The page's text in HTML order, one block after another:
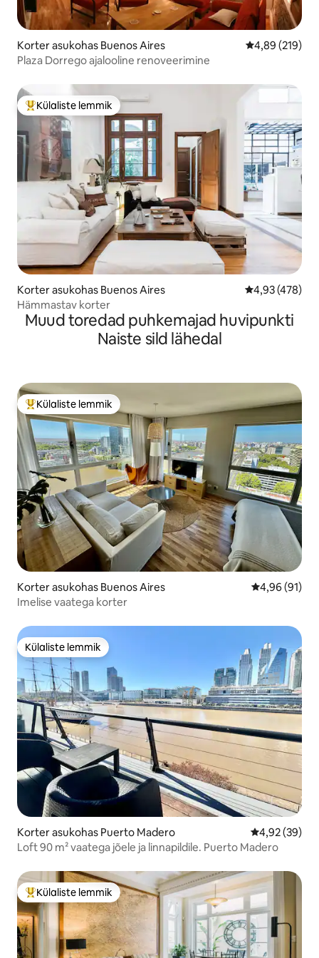
Korter asukohas Buenos Aires Keskmine
4,89 (219)
Plaza Dorrego ajalooline renoveerimine
Külaliste suur lemmik
Külaliste lemmik
Korter asukohas Buenos Aires Keskmine
4,93 (478)
Hämmastav korter
Muud toredad puhkemajad huvipunkti
Naiste sild lähedal
Külaliste suur lemmik
Külaliste lemmik
Korter asukohas Buenos Aires Keskmine
4,96 (91)
Imelise vaatega korter
Külaliste lemmik
Külaliste lemmik
Korter asukohas Puerto Madero Keskmine
4,92 (39)
Loft 90 m² vaatega jõele ja linnapildile. Puerto Madero
Külaliste suur lemmik
Külaliste lemmik